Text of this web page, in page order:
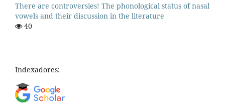
There are controversies! The phonological status of nasal
vowels and their discussion in the literature
40
Indexadores: